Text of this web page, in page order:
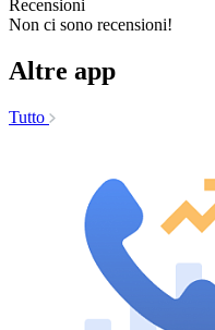
Recensioni
Non ci sono recensioni!
Altre app
Tutto